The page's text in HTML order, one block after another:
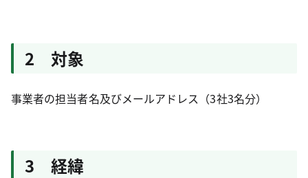
2 対象
事業者の担当者名及びメールアドレス（3社3名分）
3 経緯